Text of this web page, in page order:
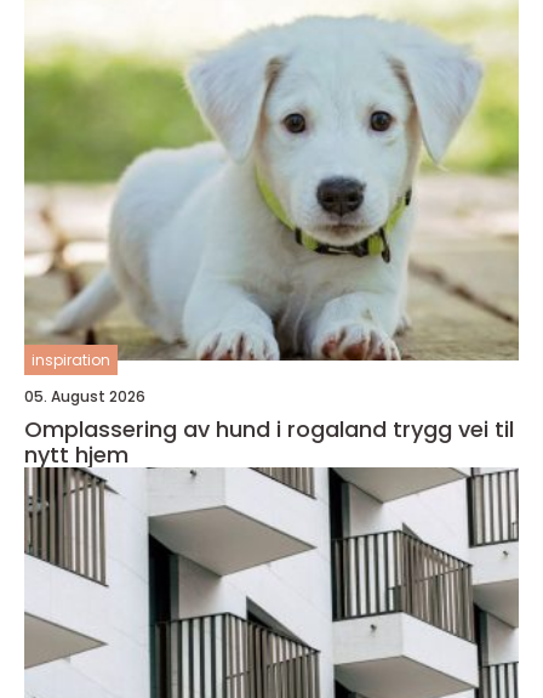
inspiration
05. August 2026
Omplassering av hund i rogaland trygg vei til
nytt hjem